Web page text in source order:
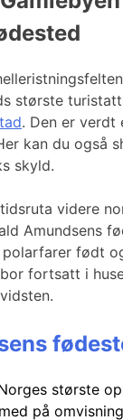
største
. Den er verdt
kan du også
skyld.
videre
Amundsens
født
fortsatt i
største
på